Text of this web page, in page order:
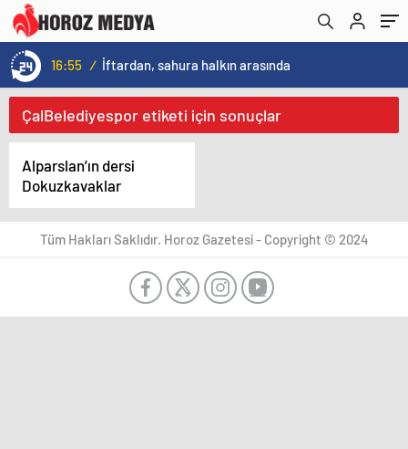
16:55 / İftardan, sahura halkın arasında
ÇalBelediyespor etiketi için sonuçlar
Alparslan’ın dersi
Dokuzkavaklar
Tüm Hakları Saklıdır. Horoz Gazetesi - Copyright © 2024